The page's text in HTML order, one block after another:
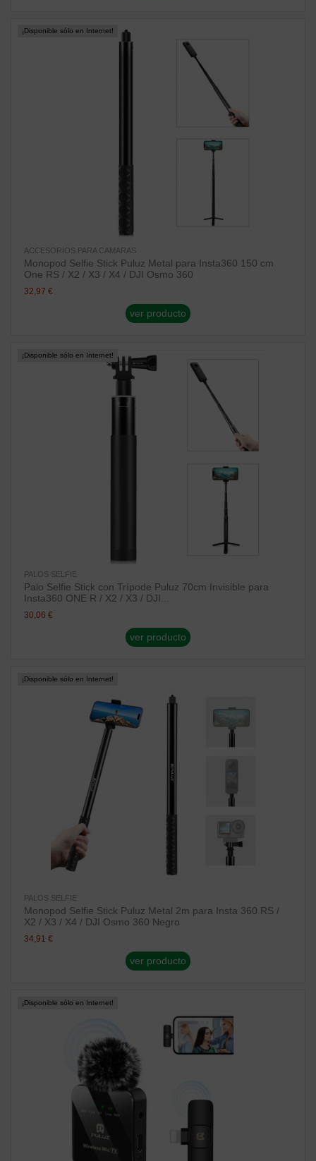
¡Disponible sólo en Internet!
ACCESORIOS PARA CAMARAS
Monopod Selfie Stick Puluz Metal para Insta360 150 cm
One RS / X2 / X3 / X4 / DJI Osmo 360
32,97 €
ver producto
¡Disponible sólo en Internet!
PALOS SELFIE
Palo Selfie Stick con Trípode Puluz 70cm Invisible para
Insta360 ONE R / X2 / X3 / DJI...
30,06 €
ver producto
¡Disponible sólo en Internet!
PALOS SELFIE
Monopod Selfie Stick Puluz Metal 2m para Insta 360 RS /
X2 / X3 / X4 / DJI Osmo 360 Negro
34,91 €
ver producto
¡Disponible sólo en Internet!